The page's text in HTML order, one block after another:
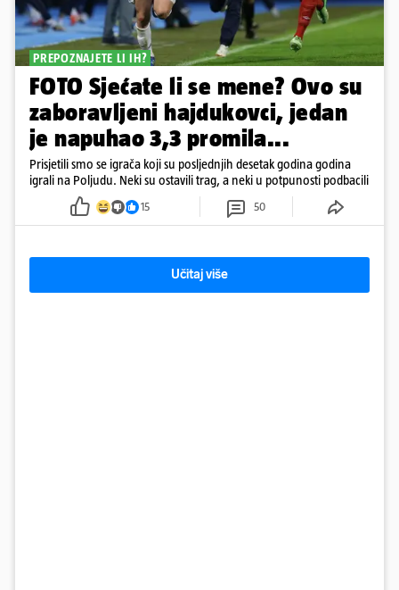
PREPOZNAJETE LI IH?
FOTO Sjećate li se mene? Ovo su
zaboravljeni hajdukovci, jedan
je napuhao 3,3 promila...
Prisjetili smo se igrača koji su posljednjih desetak godina godina
igrali na Poljudu. Neki su ostavili trag, a neki u potpunosti podbacili
15 50
Učitaj više